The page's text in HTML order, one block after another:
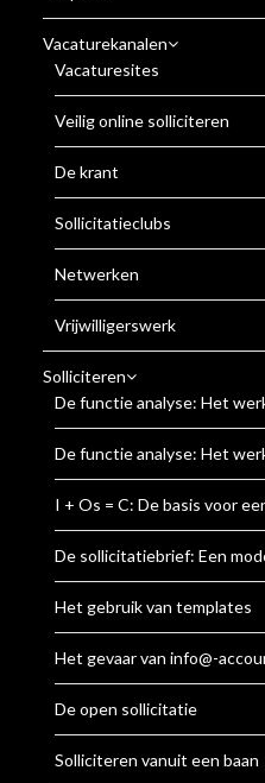
Vacaturekanalen
Vacaturesites
Veilig online solliciteren
De krant
Sollicitatieclubs
Netwerken
Vrijwilligerswerk
Solliciteren
De functie analyse: Het
De functie analyse: Het
I + Os = C: De basis voor
De sollicitatiebrief: Een
Het gebruik van templates
Het gevaar van info@-
De open sollicitatie
Solliciteren vanuit een baan